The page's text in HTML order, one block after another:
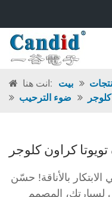
انت هنا: بيت
ضوء الترحيب
كراون كلوجر
بالأناقة! حسّن
لسيارتك، المصمم